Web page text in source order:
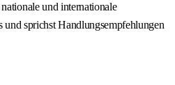
und internationale
und sprichst Handlungsempfehlungen